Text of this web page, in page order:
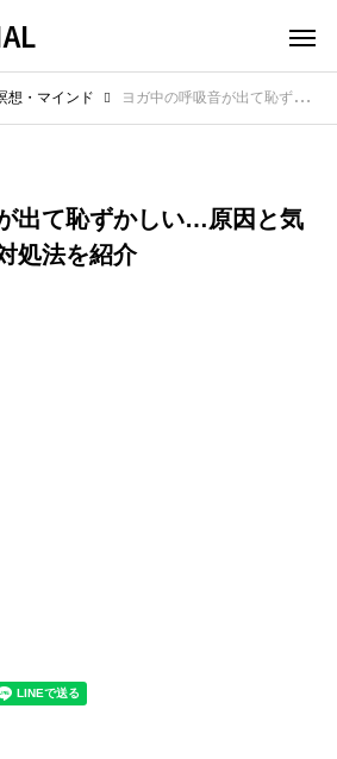
想・マインド ヨガ中の呼吸音が出て恥ずかしい…原因と気にならなくなる対処法を紹介
出て恥ずかしい…原因と気
処法を紹介